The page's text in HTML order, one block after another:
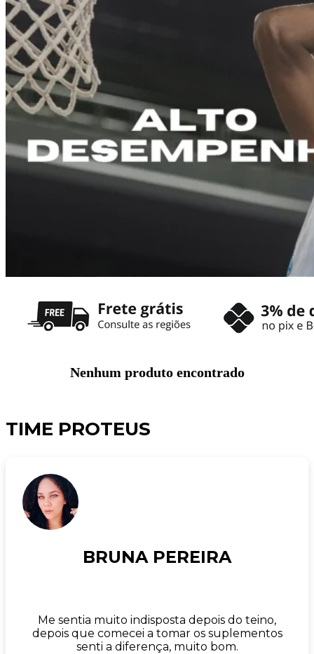
Nenhum produto encontrado
TIME PROTEUS
BRUNA PEREIRA
Me sentia muito indisposta depois do teino,
depois que comecei a tomar os suplementos
senti a diferença, muito bom.